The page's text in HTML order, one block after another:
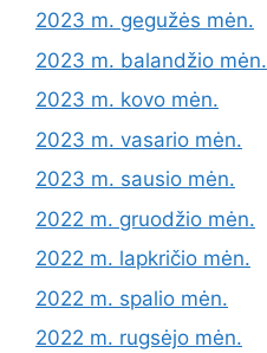
2023 m. gegužės mėn.
2023 m. balandžio mėn.
2023 m. kovo mėn.
2023 m. vasario mėn.
2023 m. sausio mėn.
2022 m. gruodžio mėn.
2022 m. lapkričio mėn.
2022 m. spalio mėn.
2022 m. rugsėjo mėn.